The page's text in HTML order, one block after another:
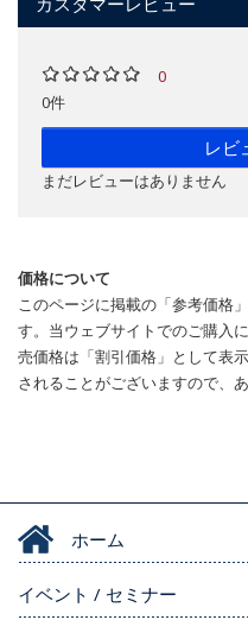
0
0件
レビ
まだレビューはありません
価格について
このページに掲載の「参考価格
す。当ウェブサイトでのご購入
売価格は「割引価格」として表
されることがございますので、
ホーム
イベント / セミナー